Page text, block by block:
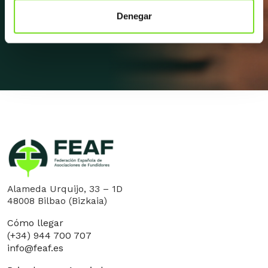
Denegar
Apúntate a la newsletter
Alameda Urquijo, 33 – 1D
48008 Bilbao (Bizkaia)
Cómo llegar
(+34) 944 700 707
info@feaf.es